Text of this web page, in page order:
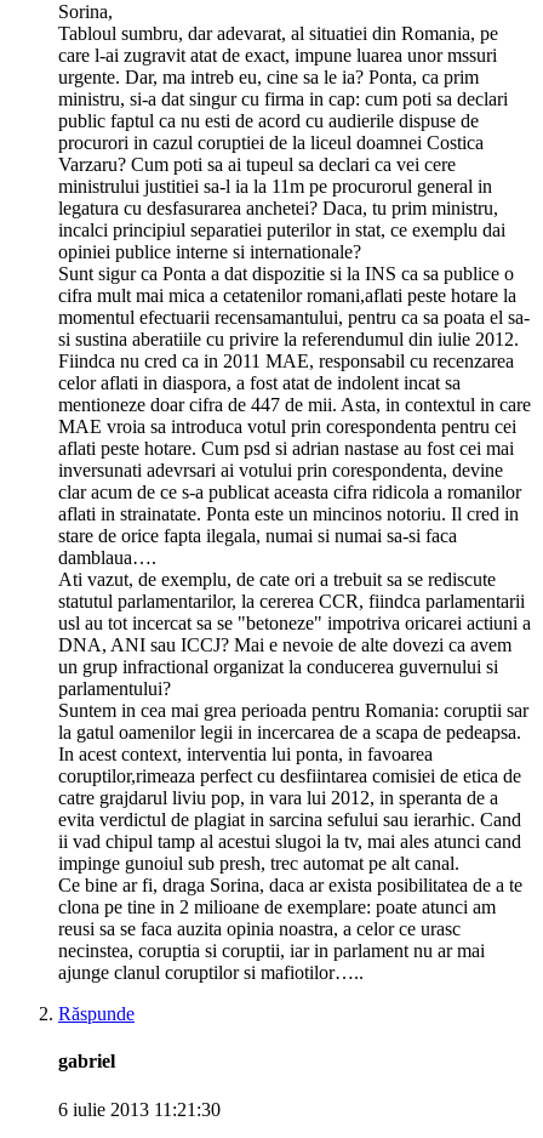
Sorina,
Tabloul sumbru, dar adevarat, al situatiei din Romania, pe
care l-ai zugravit atat de exact, impune luarea unor mssuri
urgente. Dar, ma intreb eu, cine sa le ia? Ponta, ca prim
ministru, si-a dat singur cu firma in cap: cum poti sa declari
public faptul ca nu esti de acord cu audierile dispuse de
procurori in cazul coruptiei de la liceul doamnei Costica
Varzaru? Cum poti sa ai tupeul sa declari ca vei cere
ministrului justitiei sa-l ia la 11m pe procurorul general in
legatura cu desfasurarea anchetei? Daca, tu prim ministru,
incalci principiul separatiei puterilor in stat, ce exemplu dai
opiniei publice interne si internationale?
Sunt sigur ca Ponta a dat dispozitie si la INS ca sa publice o
cifra mult mai mica a cetatenilor romani,aflati peste hotare la
momentul efectuarii recensamantului, pentru ca sa poata el sa-
si sustina aberatiile cu privire la referendumul din iulie 2012.
Fiindca nu cred ca in 2011 MAE, responsabil cu recenzarea
celor aflati in diaspora, a fost atat de indolent incat sa
mentioneze doar cifra de 447 de mii. Asta, in contextul in care
MAE vroia sa introduca votul prin corespondenta pentru cei
aflati peste hotare. Cum psd si adrian nastase au fost cei mai
inversunati adevrsari ai votului prin corespondenta, devine
clar acum de ce s-a publicat aceasta cifra ridicola a romanilor
aflati in strainatate. Ponta este un mincinos notoriu. Il cred in
stare de orice fapta ilegala, numai si numai sa-si faca
damblaua….
Ati vazut, de exemplu, de cate ori a trebuit sa se rediscute
statutul parlamentarilor, la cererea CCR, fiindca parlamentarii
usl au tot incercat sa se "betoneze" impotriva oricarei actiuni a
DNA, ANI sau ICCJ? Mai e nevoie de alte dovezi ca avem
un grup infractional organizat la conducerea guvernului si
parlamentului?
Suntem in cea mai grea perioada pentru Romania: coruptii sar
la gatul oamenilor legii in incercarea de a scapa de pedeapsa.
In acest context, interventia lui ponta, in favoarea
coruptilor,rimeaza perfect cu desfiintarea comisiei de etica de
catre grajdarul liviu pop, in vara lui 2012, in speranta de a
evita verdictul de plagiat in sarcina sefului sau ierarhic. Cand
ii vad chipul tamp al acestui slugoi la tv, mai ales atunci cand
impinge gunoiul sub presh, trec automat pe alt canal.
Ce bine ar fi, draga Sorina, daca ar exista posibilitatea de a te
clona pe tine in 2 milioane de exemplare: poate atunci am
reusi sa se faca auzita opinia noastra, a celor ce urasc
necinstea, coruptia si coruptii, iar in parlament nu ar mai
ajunge clanul coruptilor si mafiotilor…..
Răspunde
gabriel
6 iulie 2013 11:21:30